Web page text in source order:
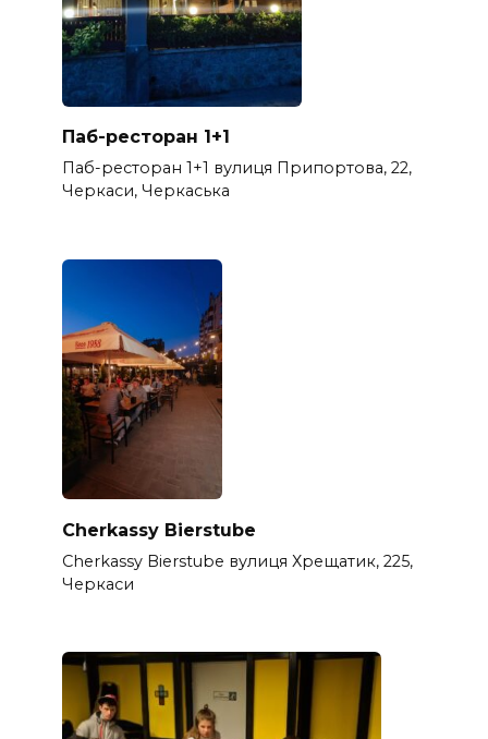
Паб-ресторан 1+1
Паб-ресторан 1+1 вулиця Припортова, 22,
Черкаси, Черкаська
Cherkassy Bierstube
Cherkassy Bierstube вулиця Хрещатик, 225,
Черкаси